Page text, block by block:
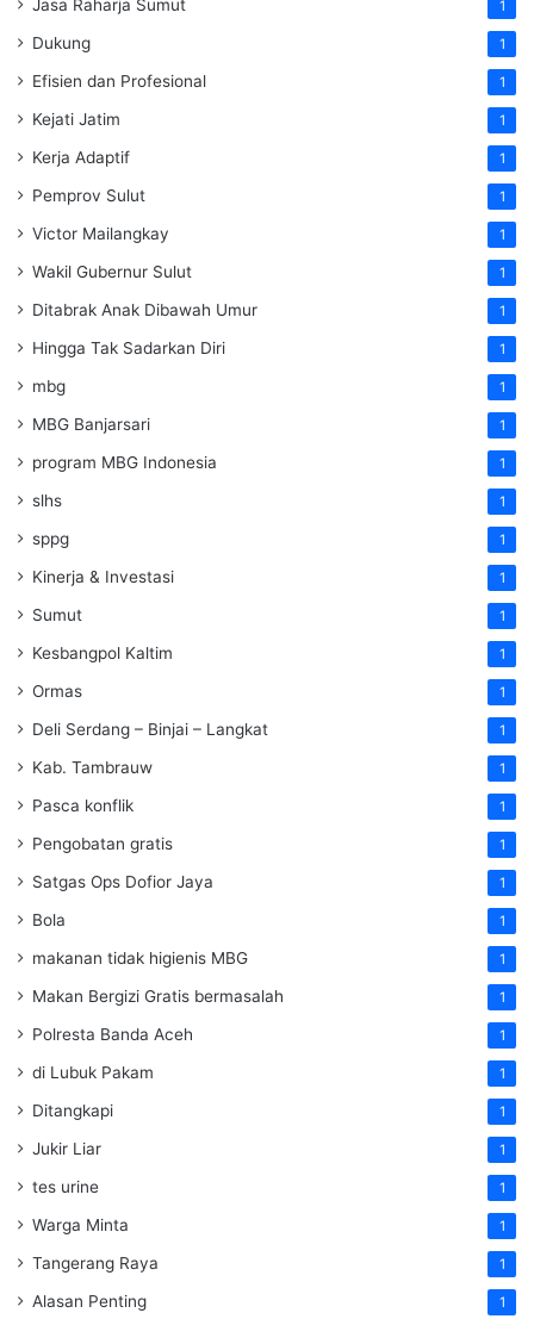
Jasa Raharja Sumut 1
Dukung 1
Efisien dan Profesional 1
Kejati Jatim 1
Kerja Adaptif 1
Pemprov Sulut 1
Victor Mailangkay 1
Wakil Gubernur Sulut 1
Ditabrak Anak Dibawah Umur 1
Hingga Tak Sadarkan Diri 1
mbg 1
MBG Banjarsari 1
program MBG Indonesia 1
slhs 1
sppg 1
Kinerja & Investasi 1
Sumut 1
Kesbangpol Kaltim 1
Ormas 1
Deli Serdang – Binjai – Langkat 1
Kab. Tambrauw 1
Pasca konflik 1
Pengobatan gratis 1
Satgas Ops Dofior Jaya 1
Bola 1
makanan tidak higienis MBG 1
Makan Bergizi Gratis bermasalah 1
Polresta Banda Aceh 1
di Lubuk Pakam 1
Ditangkapi 1
Jukir Liar 1
tes urine 1
Warga Minta 1
Tangerang Raya 1
Alasan Penting 1